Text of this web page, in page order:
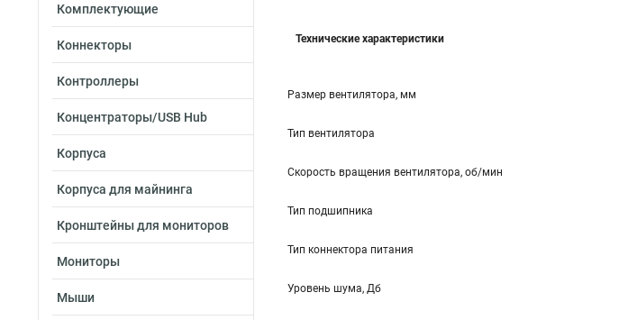
Комплектующие
Коннекторы
Контроллеры
Концентраторы/USB Hub
Корпуса
Корпуса для майнинга
Кронштейны для мониторов
Мониторы
Мыши
Технические характеристики
Размер вентилятора, мм
Тип вентилятора
Скорость вращения вентилятора, об/мин
Тип подшипника
Тип коннектора питания
Уровень шума, Дб